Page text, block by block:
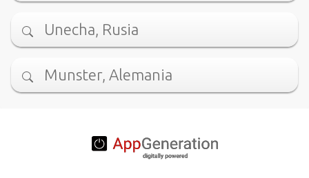
Unecha, Rusia
Munster, Alemania